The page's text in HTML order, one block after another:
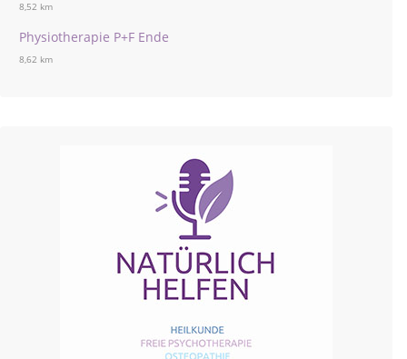
8,52 km
Physiotherapie P+F Ende
8,62 km